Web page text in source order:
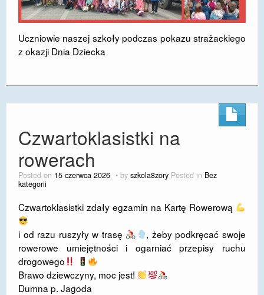
Uczniowie naszej szkoły podczas pokazu strażackiego
z okazji Dnia Dziecka
Czwartoklasistki na
rowerach
Posted on 15 czerwca 2026 by szkola8zory Posted in Bez
kategorii
Czwartoklasistki zdały egzamin na Kartę Rowerową
i od razu ruszyły w trasę
, żeby podkręcać swoje
rowerowe umiejętności i ogarniać przepisy ruchu
drogowego
Brawo dziewczyny, moc jest!
Dumna p. Jagoda